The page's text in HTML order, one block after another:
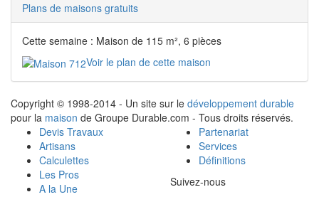
Plans de maisons gratuits
Cette semaine : Maison de 115 m², 6 pièces
Voir le plan de cette maison
Copyright © 1998-2014 - Un site sur le développement durable
pour la maison de Groupe Durable.com - Tous droits réservés.
Devis Travaux
Artisans
Calculettes
Les Pros
A la Une
Partenariat
Services
Définitions
Suivez-nous